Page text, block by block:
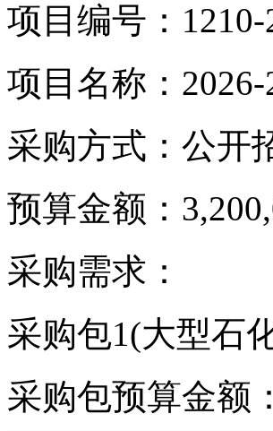
项目编号：
项目名称：
采购方式：公开
预算金额：
采购需求：
采购包1(大型石
采购包预算金额